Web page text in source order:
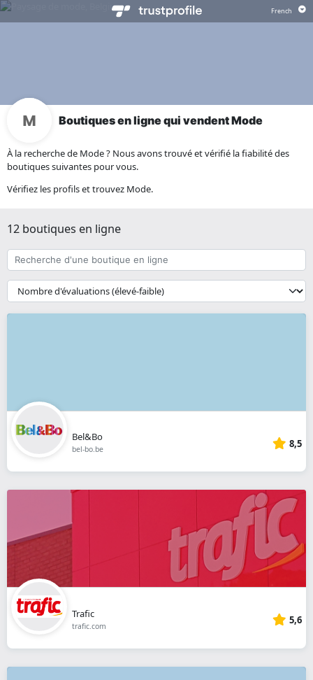
Boutiques en ligne qui vendent Mode
À la recherche de Mode ? Nous avons trouvé et vérifié la fiabilité des
boutiques suivantes pour vous.
Vérifiez les profils et trouvez Mode.
12 boutiques en ligne
Recherche
d'une
boutique
{{
__('Sort')
}}
Bel&Bo
bel-bo.be 8,5
Trafic
trafic.com 5,6